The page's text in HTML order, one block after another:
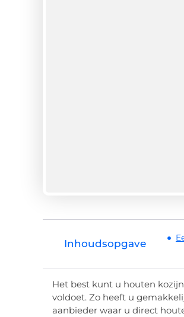
Inhoudsopgave
Het best kunt u houten
voldoet. Zo heeft u
aanbieder waar u direct